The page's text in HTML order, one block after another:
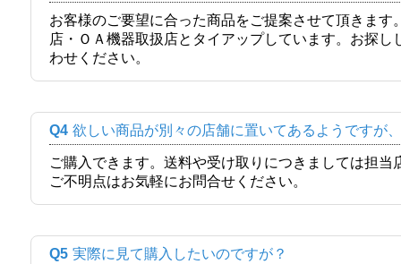
お客様のご要望に合った商品をご提案させて頂きま
店・ＯＡ機器取扱店とタイアップしています。お探
わせください。
Q4 欲しい商品が別々の店舗に置いてあるようですが
ご購入できます。送料や受け取りにつきましては担
ご不明点はお気軽にお問合せください。
Q5 実際に見て購入したいのですが？